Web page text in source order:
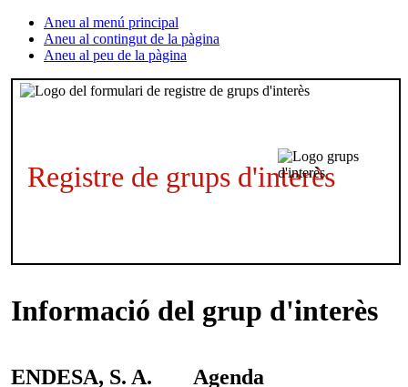
Aneu al menú principal
Aneu al contingut de la pàgina
Aneu al peu de la pàgina
Registre de grups d'interès
Informació del grup d'interès
ENDESA, S. A. Agenda